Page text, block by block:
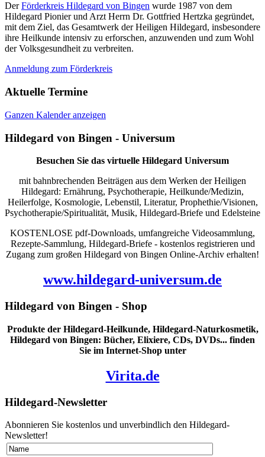
DerFörderkreis Hildegard von Bingen wurde 1987 von dem
Hildegard Pionier und Arzt Herrn Dr. Gottfried Hertzka gegründet,
mit dem Ziel, das Gesamtwerk der Heiligen Hildegard, insbesondere
ihre Heilkunde intensiv zu erforschen, anzuwenden und zum Wohl
der Volksgesundheit zu verbreiten.
Anmeldung zum Förderkreis
Aktuelle Termine
Ganzen Kalender anzeigen
Hildegard von Bingen - Universum
Besuchen Sie das virtuelle Hildegard Universum
mit bahnbrechenden Beiträgen aus dem Werken der Heiligen
Hildegard: Ernährung, Psychotherapie, Heilkunde/Medizin,
Heilerfolge, Kosmologie, Lebenstil, Literatur, Prophethie/Visionen,
Psychotherapie/Spiritualität, Musik, Hildegard-Briefe und Edelsteine
KOSTENLOSE pdf-Downloads, umfangreiche Videosammlung,
Rezepte-Sammlung, Hildegard-Briefe - kostenlos registrieren und
Zugang zum großen Hildegard von Bingen Online-Archiv erhalten!
www.hildegard-universum.de
Hildegard von Bingen - Shop
Produkte der Hildegard-Heilkunde, Hildegard-Naturkosmetik,
Hildegard von Bingen: Bücher, Elixiere, CDs, DVDs... finden
Sie im Internet-Shop unter
Virita.de
Hildegard-Newsletter
Abonnieren Sie kostenlos und unverbindlich den Hildegard-
Newsletter!